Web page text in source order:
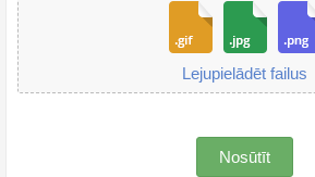
Lejupielādēt failus
Nosūtīt